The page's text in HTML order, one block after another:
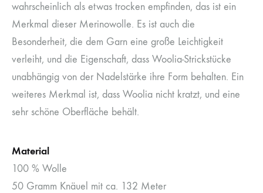
wahrscheinlich als etwas trocken empfinden, das ist ein
Merkmal dieser Merinowolle. Es ist auch die
Besonderheit, die dem Garn eine große Leichtigkeit
verleiht, und die Eigenschaft, dass Woolia-Strickstücke
unabhängig von der Nadelstärke ihre Form behalten. Ein
weiteres Merkmal ist, dass Woolia nicht kratzt, und eine
sehr schöne Oberfläche behält.
Material
100 % Wolle
50 Gramm Knäuel mit ca. 132 Meter